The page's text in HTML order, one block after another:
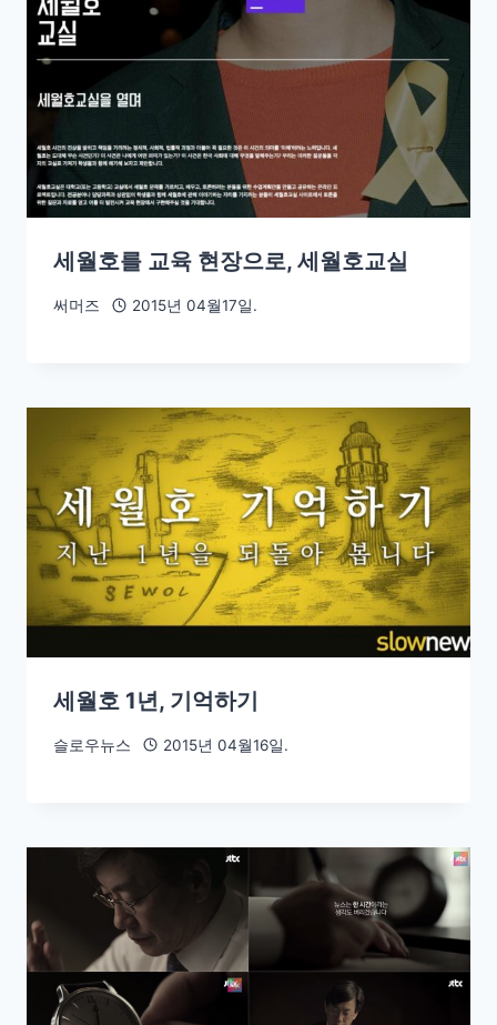
세월호를 교육 현장으로, 세월호교실
써머즈 2015년 04월17일.
세월호 1년, 기억하기
슬로우뉴스 2015년 04월16일.